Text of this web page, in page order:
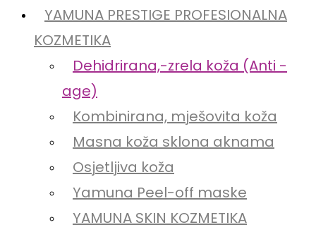
YAMUNA PRESTIGE PROFESIONALNA
KOZMETIKA
Dehidrirana,-zrela koža (Anti -
age)
Kombinirana, mješovita koža
Masna koža sklona aknama
Osjetljiva koža
Yamuna Peel-off maske
YAMUNA SKIN KOZMETIKA